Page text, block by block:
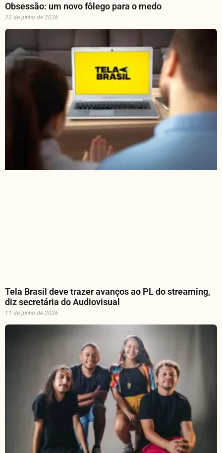
Obsessão: um novo fôlego para o medo
22 de junho de 2026
Tela Brasil deve trazer avanços ao PL do streaming,
diz secretária do Audiovisual
11 de junho de 2026